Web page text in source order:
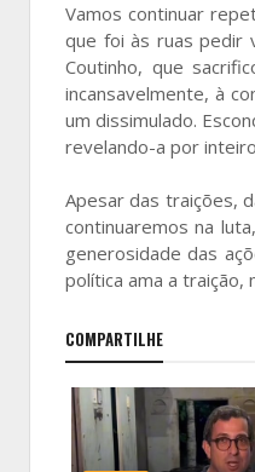
Vamos continuar
que foi às ruas pedir
Coutinho, que
incansavelmente, à
um dissimulado.
revelando-a por
Apesar das traições,
continuaremos na
generosidade das
política ama a traição,
COMPARTILHE